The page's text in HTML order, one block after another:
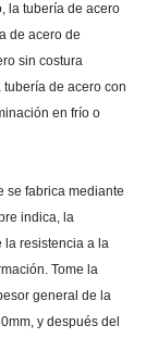
la tubería de acero
de acero de
sin costura
de acero con
en frío o
se fabrica mediante
indica, la
la resistencia a la
Tome la
general de la
y después del